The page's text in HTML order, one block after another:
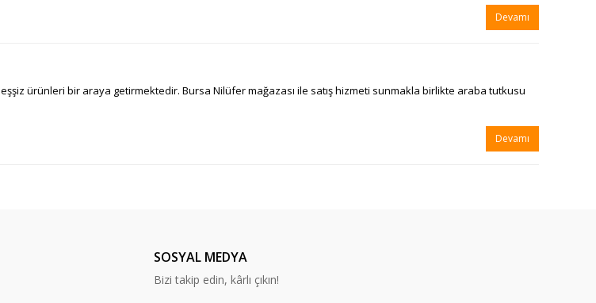
Devamı
ürünleri bir araya getirmektedir. Bursa Nilüfer mağazası ile satış hizmeti sunmakla birlikte araba tutkusu
Devamı
SOSYAL MEDYA
Bizi takip edin, kârlı çıkın!